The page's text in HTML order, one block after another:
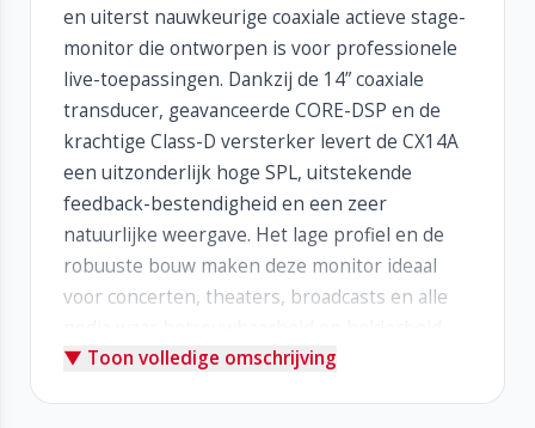
en uiterst nauwkeurige coaxiale actieve stage-
monitor die ontworpen is voor professionele
live-toepassingen. Dankzij de 14” coaxiale
transducer, geavanceerde CORE-DSP en de
krachtige Class-D versterker levert de CX14A
een uitzonderlijk hoge SPL, uitstekende
feedback-bestendigheid en een zeer
natuurlijke weergave. Het lage profiel en de
robuuste bouw maken deze monitor ideaal
voor concerten, theaters, broadcasts en alle
cruciaal zijn.
▼ Toon volledige omschrijving